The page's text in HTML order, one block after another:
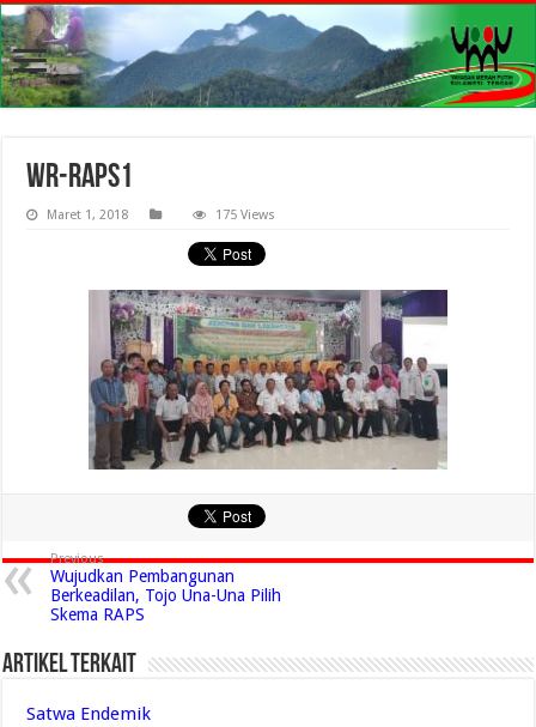
WR-RAPS1
Maret 1, 2018 175 Views
Previous
Wujudkan Pembangunan
Berkeadilan, Tojo Una-Una Pilih
Skema RAPS
Artikel Terkait
Satwa Endemik